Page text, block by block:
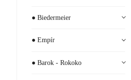
● Biedermeier
● Empír
● Barok - Rokoko